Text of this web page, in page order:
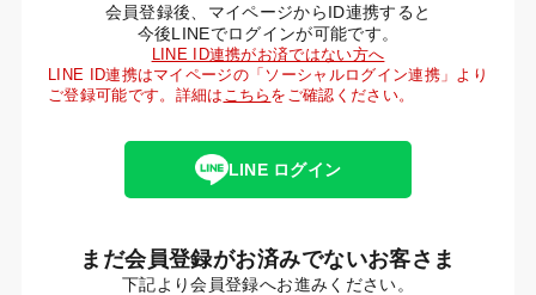
会員登録後、マイページからID連携すると
今後LINEでログインが可能です。
LINE ID連携がお済ではない方へ
LINE ID連携はマイページの「ソーシャルログイン連携」より
ご登録可能です。詳細は こちら をご確認ください。
LINE ログイン
まだ会員登録がお済みでないお客さま
下記より会員登録へお進みください。